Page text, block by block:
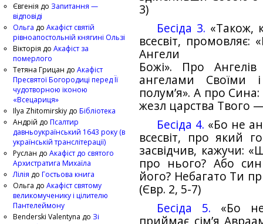
3)
Бесіда 3. «Також,
всесвіт, промовляє:
Ангели
Божі». Про
ангелами Своїми
полум’я». А про Сина:
жезл царства Твого
Бесіда 4. «Бо не
всесвіт, про який
засвідчив, кажучи:
про нього? Або
його? Небагато Ти
(Євр. 2, 5-7)
Бесіда 5. «Бо
Євгенія до Запитання —
відповіді
Ольга до Акафіст святій
рівноапостольній княгині Ользі
Вікторія до Акафіст за
померлого
Тетяна Грицан до Акафіст
Пресвятої Богородиці перед Її
чудотворною іконою
«Всецариця»
Ilya Zhitomirskiy до Бібліотека
Андрій до Псалтир
давньоукраїнський 1643 року (в
українській транслітерації)
Руслан до Акафіст до святого
Архистратига Михаїла
Лілія до Гостьова книга
Ольга до Акафіст святому
великомученику і цілителю
Пантелеймону
Benderski Valentyna до Зі